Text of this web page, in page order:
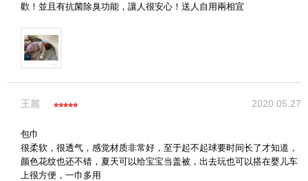
歡！並且有抗菌除臭功能，讓人很安心！送人自用兩相宜
王麗 2020.05.27
包巾
很柔软，很透气，感觉材质非常好，至于起不起球要时间长了才知道，
颜色花纹也还不错，夏天可以给宝宝当盖被，出去玩也可以搭在婴儿车
上很方便，一巾多用